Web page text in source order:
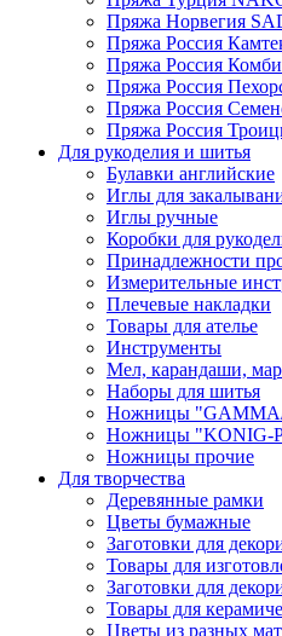
Пряжа Норвегия
Пряжа Россия
Пряжа Россия
Пряжа Россия
Пряжа Россия
Пряжа Россия
Для рукоделия и шитья
Булавки английские
Иглы для
Иглы ручные
Коробки для
Принадлежности
Измерительные
Плечевые накладки
Товары для ателье
Инструменты
Мел, карандаши,
Наборы для шитья
Ножницы
Ножницы "KONIG-
Ножницы прочие
Для творчества
Деревянные рамки
Цветы бумажные
Заготовки для
Товары для
Заготовки для
Товары для
Цветы из разных